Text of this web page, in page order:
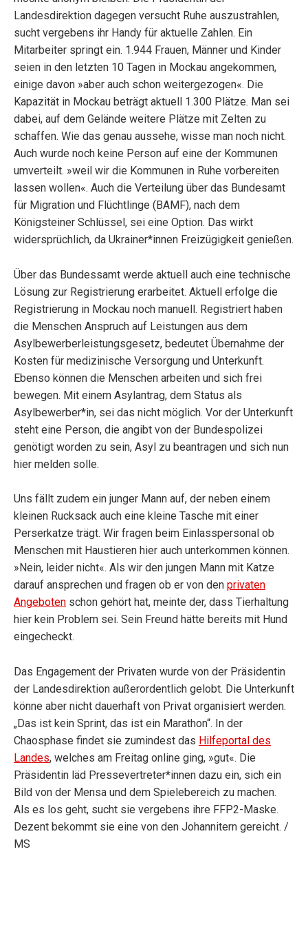
Landesdirektion dagegen versucht Ruhe auszustrahlen,
sucht vergebens ihr Handy für aktuelle Zahlen. Ein
Mitarbeiter springt ein. 1.944 Frauen, Männer und Kinder
seien in den letzten 10 Tagen in Mockau angekommen,
einige davon »aber auch schon weitergezogen«. Die
Kapazität in Mockau beträgt aktuell 1.300 Plätze. Man sei
dabei, auf dem Gelände weitere Plätze mit Zelten zu
schaffen. Wie das genau aussehe, wisse man noch nicht.
Auch wurde noch keine Person auf eine der Kommunen
umverteilt. »weil wir die Kommunen in Ruhe vorbereiten
lassen wollen«. Auch die Verteilung über das Bundesamt
für Migration und Flüchtlinge (BAMF), nach dem
Königsteiner Schlüssel, sei eine Option. Das wirkt
widersprüchlich, da Ukrainer*innen Freizügigkeit genießen.
Über das Bundessamt werde aktuell auch eine technische
Lösung zur Registrierung erarbeitet. Aktuell erfolge die
Registrierung in Mockau noch manuell. Registriert haben
die Menschen Anspruch auf Leistungen aus dem
Asylbewerberleistungsgesetz, bedeutet Übernahme der
Kosten für medizinische Versorgung und Unterkunft.
Ebenso können die Menschen arbeiten und sich frei
bewegen. Mit einem Asylantrag, dem Status als
Asylbewerber*in, sei das nicht möglich. Vor der Unterkunft
steht eine Person, die angibt von der Bundespolizei
genötigt worden zu sein, Asyl zu beantragen und sich nun
hier melden solle.
Uns fällt zudem ein junger Mann auf, der neben einem
kleinen Rucksack auch eine kleine Tasche mit einer
Perserkatze trägt. Wir fragen beim Einlasspersonal ob
Menschen mit Haustieren hier auch unterkommen können.
»Nein, leider nicht«. Als wir den jungen Mann mit Katze
darauf ansprechen und fragen ob er von den privaten
Angeboten schon gehört hat, meinte der, dass Tierhaltung
hier kein Problem sei. Sein Freund hätte bereits mit Hund
eingecheckt.
Das Engagement der Privaten wurde von der Präsidentin
der Landesdirektion außerordentlich gelobt. Die Unterkunft
könne aber nicht dauerhaft von Privat organisiert werden.
„Das ist kein Sprint, das ist ein Marathon“. In der
Chaosphase findet sie zumindest das Hilfeportal des
Landes, welches am Freitag online ging, »gut«. Die
Präsidentin läd Pressevertreter*innen dazu ein, sich ein
Bild von der Mensa und dem Spielebereich zu machen.
Als es los geht, sucht sie vergebens ihre FFP2-Maske.
Dezent bekommt sie eine von den Johannitern gereicht. /
MS